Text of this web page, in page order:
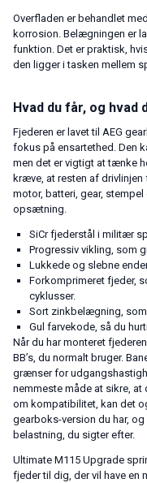
Overfladen er behandlet
korrosion. Belægningen er
funktion. Det er praktisk,
den ligger i tasken mellem
Hvad du får, og
Fjederen er lavet til AEG
fokus på ensartethed. Den
men det er vigtigt at tænke
kræve, at resten af
motor, batteri, gear,
opsætning.
SiCr fjederstål i militær
Progressiv vikling, som
Lukkede og slebne
Forkomprimeret fjeder,
cyklusser.
Sort zinkbelægning,
Gul farvekode, så du
Når du har monteret
BB’s, du normalt bruger.
grænser for
nemmeste måde at sikre, at
om kompatibilitet, kan det
gearboks-version du har,
belastning, du sigter efter.
Ultimate M115 Upgrade
fjeder til dig, der vil have en